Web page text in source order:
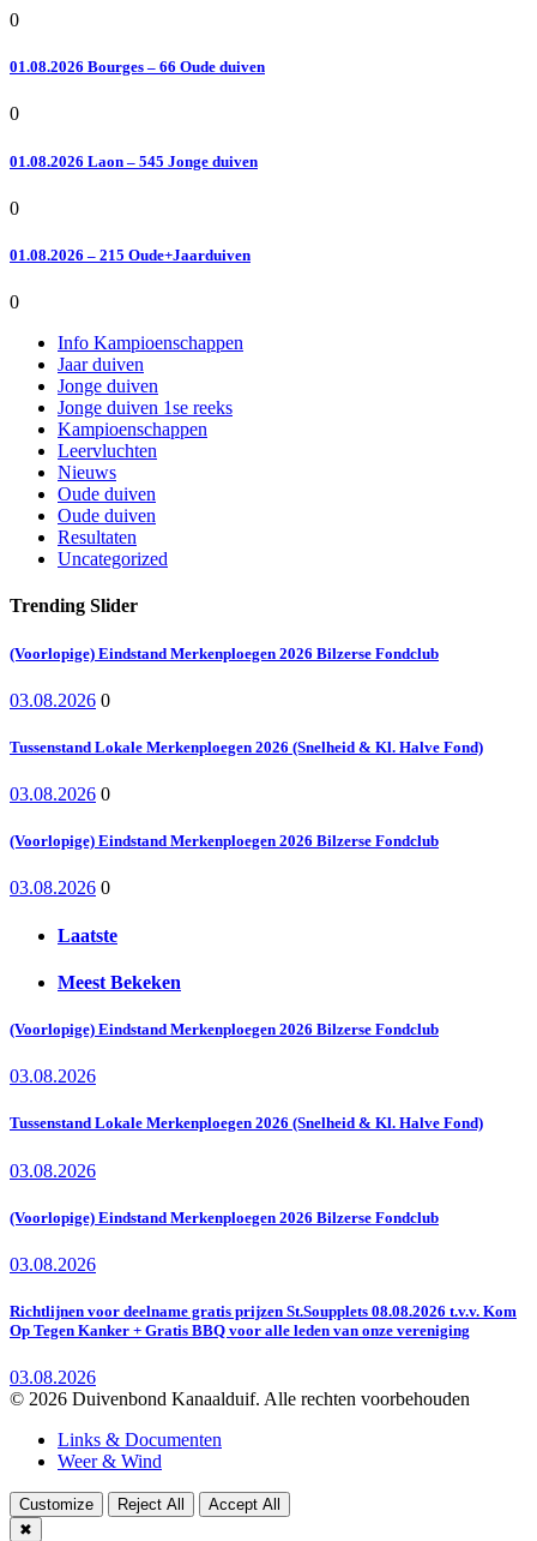
0
01.08.2026 Bourges – 66 Oude duiven
0
01.08.2026 Laon – 545 Jonge duiven
0
01.08.2026 – 215 Oude+Jaarduiven
0
Info Kampioenschappen
Jaar duiven
Jonge duiven
Jonge duiven 1se reeks
Kampioenschappen
Leervluchten
Nieuws
Oude duiven
Oude duiven
Resultaten
Uncategorized
Trending Slider
(Voorlopige) Eindstand Merkenploegen 2026 Bilzerse Fondclub
03.08.2026 0
Tussenstand Lokale Merkenploegen 2026 (Snelheid & Kl. Halve Fond)
03.08.2026 0
(Voorlopige) Eindstand Merkenploegen 2026 Bilzerse Fondclub
03.08.2026 0
Laatste
Meest Bekeken
(Voorlopige) Eindstand Merkenploegen 2026 Bilzerse Fondclub
03.08.2026
Tussenstand Lokale Merkenploegen 2026 (Snelheid & Kl. Halve Fond)
03.08.2026
(Voorlopige) Eindstand Merkenploegen 2026 Bilzerse Fondclub
03.08.2026
Richtlijnen voor deelname gratis prijzen St.Soupplets 08.08.2026 t.v.v. Kom
Op Tegen Kanker + Gratis BBQ voor alle leden van onze vereniging
03.08.2026
© 2026 Duivenbond Kanaalduif. Alle rechten voorbehouden
Links & Documenten
Weer & Wind
Customize Reject All
Accept All
✖